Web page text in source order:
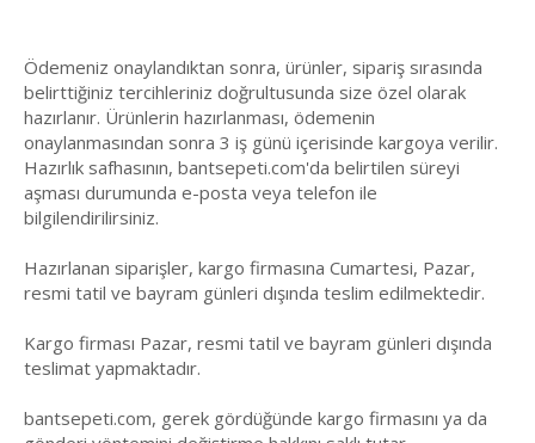
Ödemeniz onaylandıktan sonra, ürünler, sipariş sırasında
belirttiğiniz tercihleriniz doğrultusunda size özel olarak
hazırlanır. Ürünlerin hazırlanması, ödemenin
onaylanmasından sonra 3 iş günü içerisinde kargoya verilir.
Hazırlık safhasının, bantsepeti.com'da belirtilen süreyi
aşması durumunda e-posta veya telefon ile
bilgilendirilirsiniz.
Hazırlanan siparişler, kargo firmasına Cumartesi, Pazar,
resmi tatil ve bayram günleri dışında teslim edilmektedir.
Kargo firması Pazar, resmi tatil ve bayram günleri dışında
teslimat yapmaktadır.
bantsepeti.com, gerek gördüğünde kargo firmasını ya da